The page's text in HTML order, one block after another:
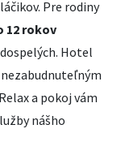
Pre rodiny
12 rokov
Hotel
a pokoj vám
nášho